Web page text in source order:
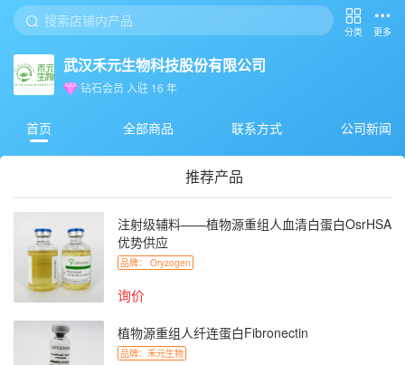
分类 更多
武汉禾元生物科技股份有限公司
钻石会员 入驻 16 年
首页 全部商品 联系方式 公司新闻
推荐产品
注射级辅料——植物源重组人血清白蛋白OsrHSA
优势供应
品牌： Oryzogen
询价
植物源重组人纤连蛋白Fibronectin
品牌： 禾元生物